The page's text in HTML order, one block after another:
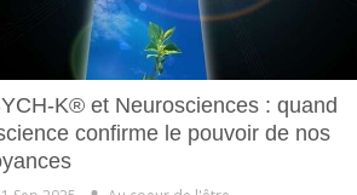
K® et Neurosciences : quand
confirme le pouvoir de nos